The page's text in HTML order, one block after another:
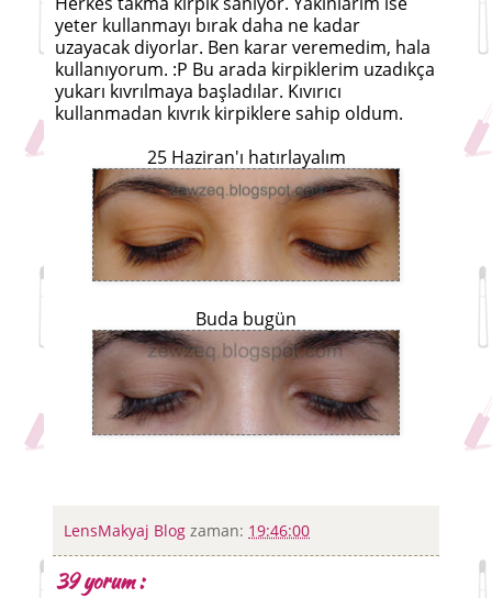
yeter kullanmayı bırak daha ne kadar
uzayacak diyorlar. Ben karar veremedim, hala
kullanıyorum. :P Bu arada kirpiklerim uzadıkça
yukarı kıvrılmaya başladılar. Kıvırıcı
kullanmadan kıvrık kirpiklere sahip oldum.
25 Haziran'ı hatırlayalım
Buda bugün
LensMakyaj Blog zaman: 19:46:00
39 yorum :